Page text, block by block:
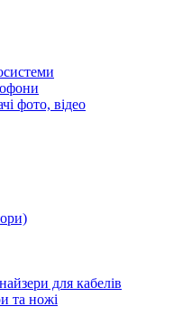
фото, відео
для кабелів
та ножі